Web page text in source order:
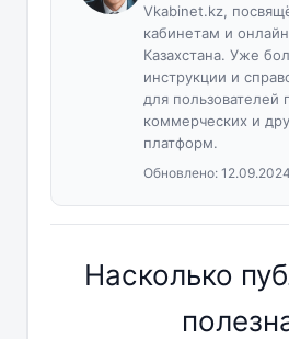
Vkabinet.kz,
кабинетам и
Казахстана. Уже
инструкции и
для пользователей
коммерческих и
платформ.
Обновлено: 12.09.2024
Насколько